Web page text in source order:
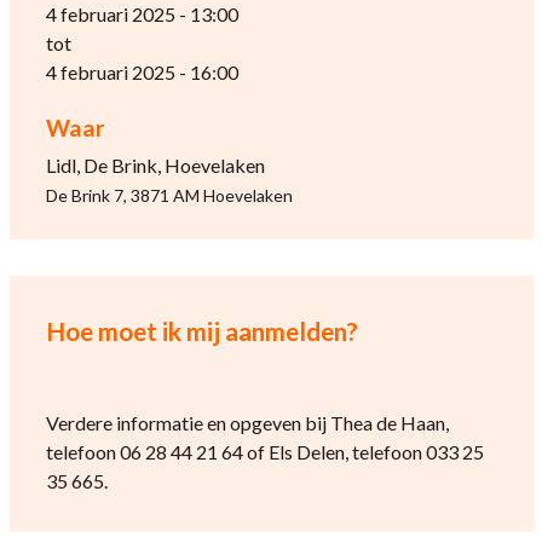
4 februari 2025 - 13:00
tot
4 februari 2025 - 16:00
Waar
Lidl, De Brink, Hoevelaken
De Brink 7, 3871 AM Hoevelaken
Hoe moet ik mij aanmelden?
Verdere informatie en opgeven bij Thea de Haan,
telefoon 06 28 44 21 64 of Els Delen, telefoon 033 25
35 665.